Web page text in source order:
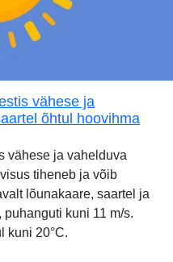
vähese ja
õhtul hoovihma
vähese ja vahelduva
tiheneb ja võib
lõunakaare, saartel ja
kuni 11 m/s.
kuni 20°C.